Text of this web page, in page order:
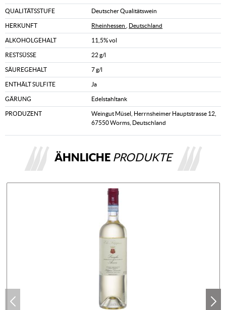
QUALITÄTSSTUFE Deutscher Qualitätswein
HERKUNFT Rheinhessen Deutschland
ALKOHOLGEHALT 11,5% vol
RESTSÜSSE 22 g/l
SÄUREGEHALT 7 g/l
ENTHÄLT SULFITE Ja
GÄRUNG Edelstahltank
PRODUZENT
Weingut Müsel, Herrnsheimer Hauptstrasse 12,
67550 Worms, Deutschland
ÄHNLICHE PRODUKTE